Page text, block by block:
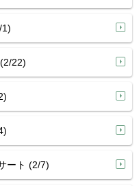
22)
ート (2/7)